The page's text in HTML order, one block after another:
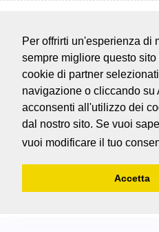
Per offrirti un'esperienza di
sempre migliore questo
cookie di partner
navigazione o cliccando su
acconsenti all'utilizzo dei
dal nostro sito. Se vuoi
vuoi modificare il tuo
Accetta